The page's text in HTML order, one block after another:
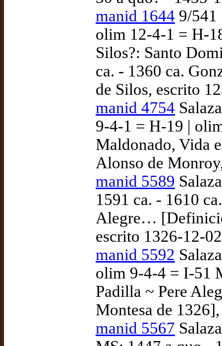
manid 1644 9/541
olim 12-4-1 = H-
Silos?: Santo
ca. - 1360 ca.
de Silos, escrito
manid 4754
9-4-1 = H-19 |
Maldonado, Vida
Alonso de
manid 5589
1591 ca. - 1610
Alegre…
escrito 1326-12-
manid 5592
olim 9-4-4 = I-51
Padilla ~ Pere
Montesa de
manid 5567